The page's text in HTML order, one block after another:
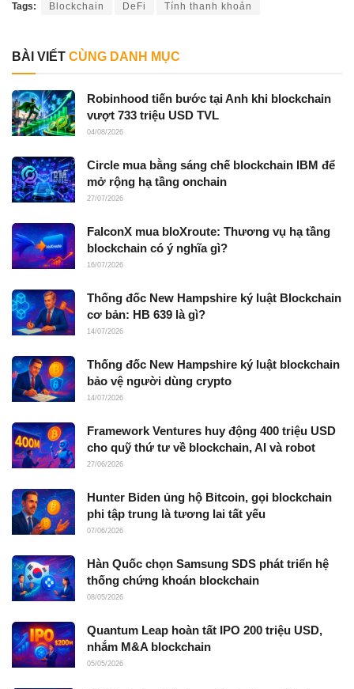
Tags: Blockchain DeFi Tính thanh khoản
BÀI VIẾT CÙNG DANH MỤC
Robinhood tiến bước tại Anh khi blockchain
vượt 733 triệu USD TVL
04/08/2026
Circle mua bằng sáng chế blockchain IBM để
mở rộng hạ tầng onchain
27/07/2026
FalconX mua bloXroute: Thương vụ hạ tầng
blockchain có ý nghĩa gì?
16/07/2026
Thống đốc New Hampshire ký luật Blockchain
cơ bản: HB 639 là gì?
14/07/2026
Thống đốc New Hampshire ký luật blockchain
bảo vệ người dùng crypto
14/07/2026
Framework Ventures huy động 400 triệu USD
cho quỹ thứ tư về blockchain, AI và robot
27/06/2026
Hunter Biden ủng hộ Bitcoin, gọi blockchain
phi tập trung là tương lai tất yếu
07/06/2026
Hàn Quốc chọn Samsung SDS phát triển hệ
thống chứng khoán blockchain
08/05/2026
Quantum Leap hoàn tất IPO 200 triệu USD,
nhắm M&A blockchain
05/05/2026